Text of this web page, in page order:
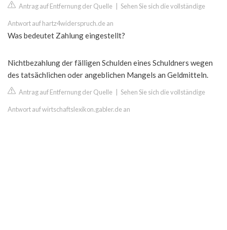
Antrag auf Entfernung der Quelle Sehen Sie sich die vollständige
Antwort auf hartz4widerspruch.de an
Was bedeutet Zahlung eingestellt?
Nichtbezahlung der fälligen Schulden eines Schuldners wegen
des tatsächlichen oder angeblichen Mangels an Geldmitteln.
Antrag auf Entfernung der Quelle Sehen Sie sich die vollständige
Antwort auf wirtschaftslexikon.gabler.de an